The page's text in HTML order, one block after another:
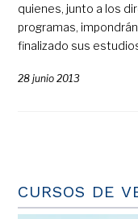
quienes, junto a los
programas,
finalizado sus
28 junio 2013
CURSOS DE